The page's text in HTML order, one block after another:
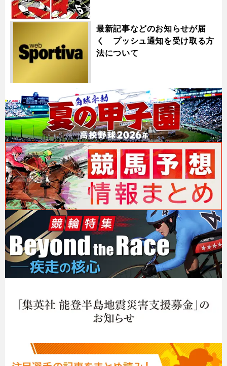
最新記事などのお知らせが届
く プッシュ通知を受け取る方
法について